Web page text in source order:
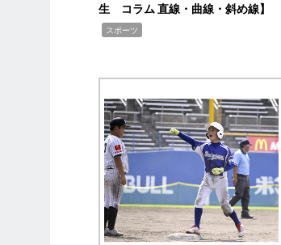
生 コラム 直線・曲線・斜め線】
スポーツ